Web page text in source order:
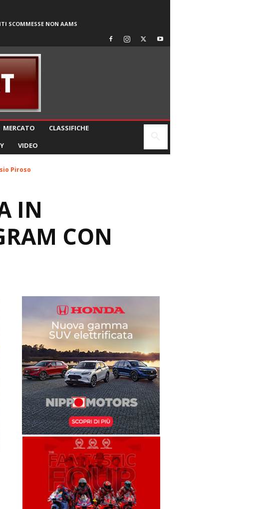
SCOMMESSE NON AAMS
MERCATO
CLASSIFICHE
VIDEO
Piroso
IN
CON